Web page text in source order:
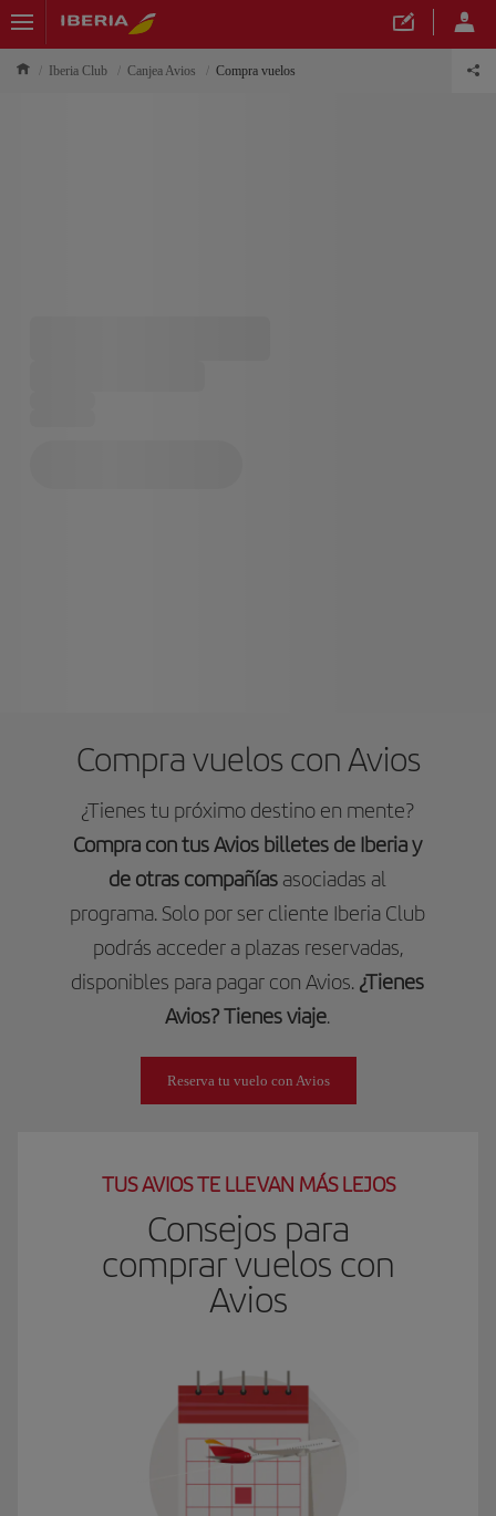
Iberia Club Canjea Avios Compra vuelos
Compra vuelos con Avios
¿Tienes tu próximo destino en mente?
Compra con tus Avios billetes de Iberia y
de otras compañías asociadas al
programa. Solo por ser cliente Iberia Club
podrás acceder a plazas reservadas,
disponibles para pagar con Avios. ¿Tienes
Avios? Tienes viaje.
Reserva tu vuelo con Avios
TUS AVIOS TE LLEVAN MÁS LEJOS
Consejos para
comprar vuelos con
Avios